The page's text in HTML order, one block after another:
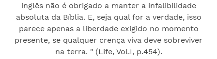
inglês não é obrigado a manter a infalibilidade
absoluta da Bíblia. E, seja qual for a verdade, isso
parece apenas a liberdade exigido no momento
presente, se qualquer crença viva deve sobreviver
na terra. " (Life, Vol.I, p.454).